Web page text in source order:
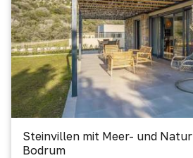
Steinvillen mit Meer- und
Bodrum